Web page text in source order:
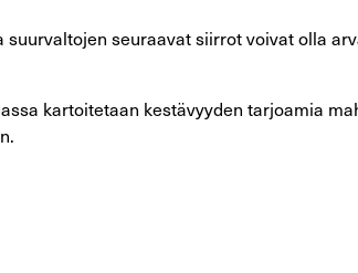
seuraavat siirrot voivat olla
kartoitetaan kestävyyden tarjoamia